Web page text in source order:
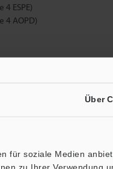
Über
für soziale Medien
zu Ihrer Verwendung
ESPE)
4 AOPD)